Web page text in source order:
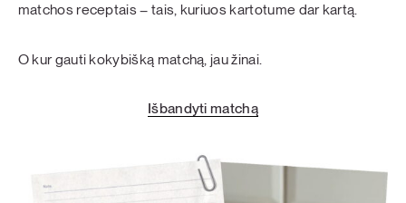
matchos receptais – tais, kuriuos kartotume dar kartą.
O kur gauti kokybišką matchą, jau žinai.
Išbandyti matchą